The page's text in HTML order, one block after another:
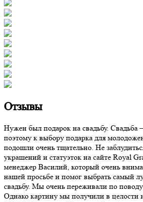
Отзывы
Нужен был подарок на свадьбу. Свадьба
поэтому к выбору подарка для
подошли очень тщательно. Не
украшений и статуэток на сайте Royal
менеджер Василий, который очень
нашей просьбе и помог выбрать самый
свадьбу. Мы очень переживали по
Однако картину мы получили в целости